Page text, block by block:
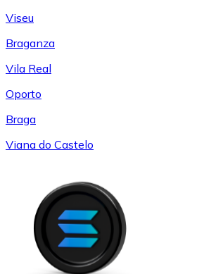
Viseu
Braganza
Vila Real
Oporto
Braga
Viana do Castelo